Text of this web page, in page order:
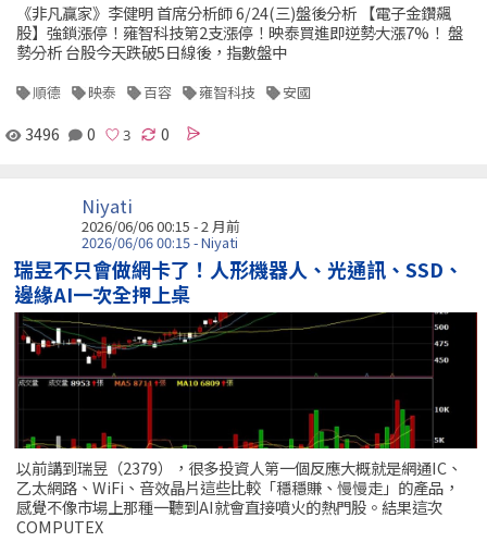
《非凡贏家》李健明 首席分析師 6/24(三)盤後分析 【電子金鑽飆
股】強鎖漲停！雍智科技第2支漲停！映泰買進即逆勢大漲7%！ 盤
勢分析 台股今天跌破5日線後，指數盤中
順德 映泰 百容 雍智科技 安國
3496 0 0
Niyati
2026/06/06 00:15 - 2 月前
2026/06/06 00:15 - Niyati
瑞昱不只會做網卡了！人形機器人、光通訊、SSD、
邊緣AI一次全押上桌
以前講到瑞昱（2379），很多投資人第一個反應大概就是網通IC、
乙太網路、WiFi、音效晶片這些比較「穩穩賺、慢慢走」的產品，
感覺不像市場上那種一聽到AI就會直接噴火的熱門股。結果這次
COMPUTEX